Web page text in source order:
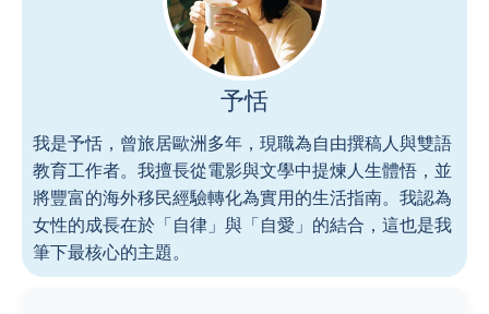
予恬
我是予恬，曾旅居歐洲多年，現職為自由撰稿人與雙語
教育工作者。我擅長從電影與文學中提煉人生體悟，並
將豐富的海外移民經驗轉化為實用的生活指南。我認為
女性的成長在於「自律」與「自愛」的結合，這也是我
筆下最核心的主題。